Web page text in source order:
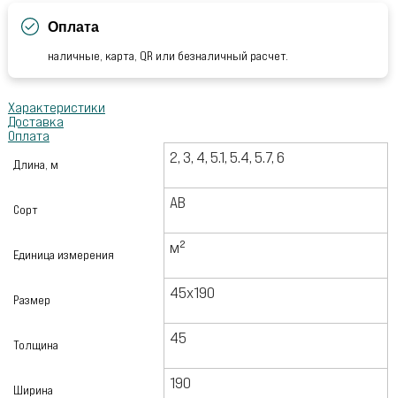
Оплата
наличные, карта, QR или безналичный расчет.
Характеристики
Доставка
Оплата
Длина, м 2, 3, 4, 5.1, 5.4, 5.7, 6
Сорт АВ
Единица измерения м²
Размер 45х190
Толщина 45
Ширина 190